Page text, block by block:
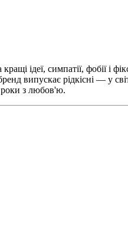
ідеї, симпатії, фобії і
випускає рідкісні — у
роки з любов'ю.